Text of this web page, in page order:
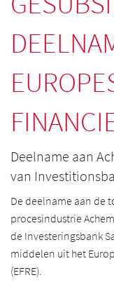
Deelname aan
van
De deelname aan de
procesindustrie
de Investeringsbank
middelen uit het
(EFRE).